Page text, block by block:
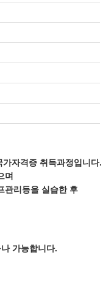
자격증 취득과정입니다.
며
관리등을 실습한 후
가능합니다.